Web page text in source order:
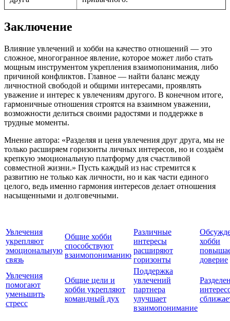
Заключение
Влияние увлечений и хобби на качество отношений — это
сложное, многогранное явление, которое может либо стать
мощным инструментом укрепления взаимопонимания, либо
причиной конфликтов. Главное — найти баланс между
личностной свободой и общими интересами, проявлять
уважение и интерес к увлечениям другого. В конечном итоге,
гармоничные отношения строятся на взаимном уважении,
возможности делиться своими радостями и поддержке в
трудные моменты.
Мнение автора: «Разделяя и ценя увлечения друг друга, мы не
только расширяем горизонты личных интересов, но и создаём
крепкую эмоциональную платформу для счастливой
совместной жизни.» Пусть каждый из нас стремится к
развитию не только как личности, но и как части единого
целого, ведь именно гармония интересов делает отношения
насыщенными и долговечными.
Увлечения
укрепляют
эмоциональную
связь
Общие хобби
способствуют
взаимопониманию
Различные
интересы
расширяют
горизонты
хобби
доверие
Увлечения
помогают
уменьшить
стресс
Общие цели и
хобби укрепляют
командный дух
Поддержка
увлечений
партнера
улучшает
взаимопонимание